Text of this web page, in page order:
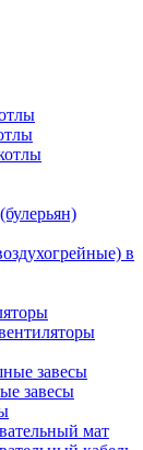
в
завесы
завесы
мат